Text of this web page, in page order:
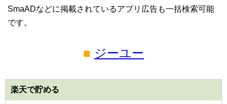
SmaADなどに掲載されているアプリ広告も一括検索可能
です。
■ ジーユー
楽天で貯める